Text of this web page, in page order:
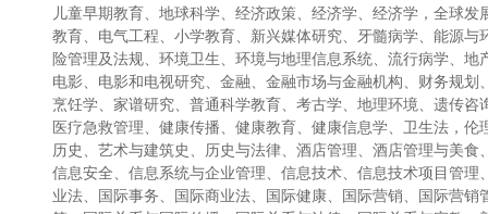
儿童早期教育、地球科学、经济政策、经济学、经济学，全球
教育、电气工程、小学教育、新兴媒体研究、牙髓病学、能源
险管理及法规、环境卫生、环境与地理信息系统、流行病学、地
电影、电影和电视研究、金融、金融市场与金融机构、财务规
烹饪学、家谱研究、普通科学教育、考古学、地理环境、遗传
医疗急救管理、健康传播、健康教育、健康信息学、卫生法，
历史、艺术与建筑史、历史与法律、酒店管理、酒店管理与美
信息安全、信息系统与企业管理、信息技术、信息技术项目管
业法、国际事务、国际商业法、国际健康、国际营销、国际营